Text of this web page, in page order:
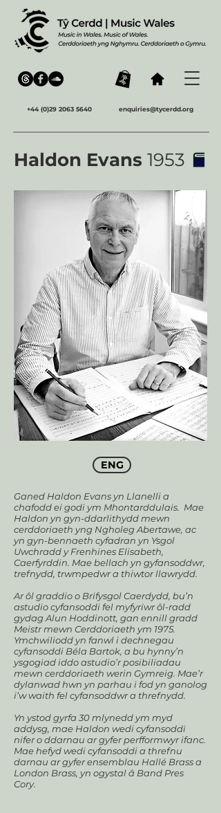
+44 (0)29 2063 5640 enquiries@tycerdd.org
Haldon Evans 1953
ENG
Ganed Haldon Evans yn Llanelli a
chafodd ei godi ym Mhontarddulais. Mae
Haldon yn gyn-ddarlithydd mewn
cerddoriaeth yng Ngholeg Abertawe, ac
yn gyn-bennaeth cyfadran yn Ysgol
Uwchradd y Frenhines Elisabeth,
Caerfyrddin. Mae bellach yn gyfansoddwr,
trefnydd, trwmpedwr a thiwtor llawrydd.
Ar ôl graddio o Brifysgol Caerdydd, bu’n
astudio cyfansoddi fel myfyriwr ôl-radd
gydag Alun Hoddinott, gan ennill gradd
Meistr mewn Cerddoriaeth ym 1975.
Ymchwiliodd yn fanwl i dechnegau
cyfansoddi Béla Bartok, a bu hynny’n
ysgogiad iddo astudio’r posibiliadau
mewn cerddoriaeth werin Gymreig. Mae’r
dylanwad hwn yn parhau i fod yn ganolog
i’w waith fel cyfansoddwr a threfnydd.
Yn ystod gyrfa 30 mlynedd ym myd
addysg, mae Haldon wedi cyfansoddi
nifer o ddarnau ar gyfer perfformwyr ifanc.
Mae hefyd wedi cyfansoddi a threfnu
darnau ar gyfer ensemblau Hallé Brass a
London Brass, yn ogystal â Band Pres
Cory.